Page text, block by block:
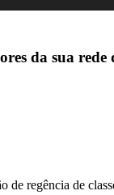
da sua rede
regência de